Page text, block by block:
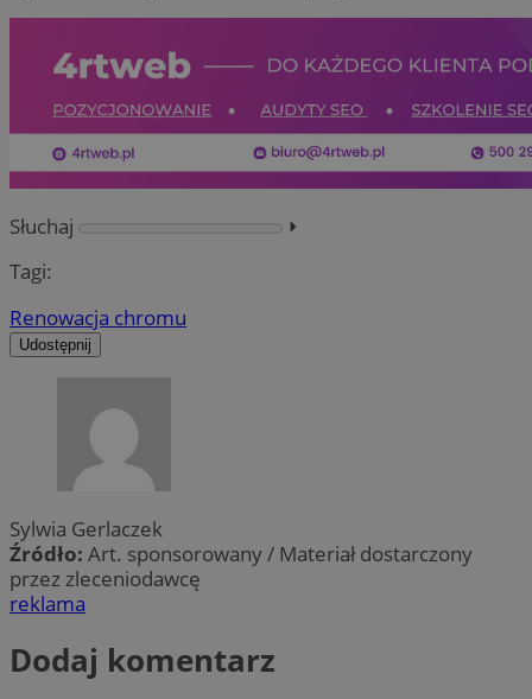
Słuchaj
⏵︎
Tagi:
Renowacja chromu
Udostępnij
Sylwia Gerlaczek
Źródło: Art. sponsorowany / Materiał dostarczony
przez zleceniodawcę
reklama
Dodaj komentarz